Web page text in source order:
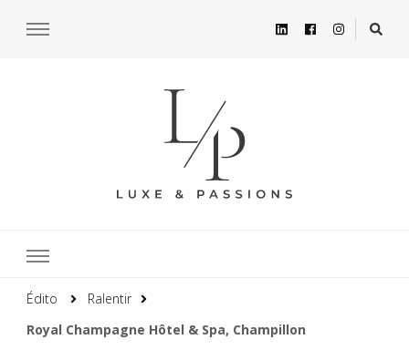
Édito
Ralentir
Royal Champagne Hôtel & Spa, Champillon